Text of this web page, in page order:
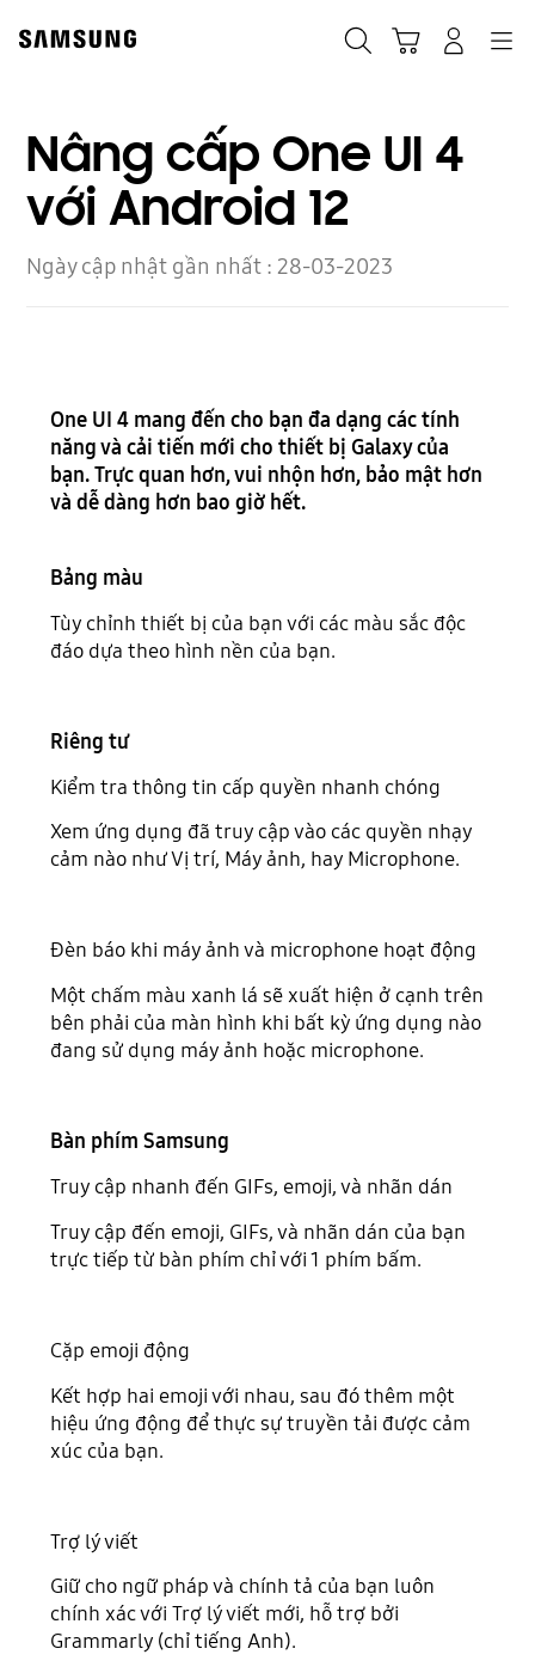
content
Nâng cấp One UI 4
với Android 12
Ngày cập nhật gần nhất :28-03-2023
One UI 4 mang đến cho bạn đa dạng các tính
năng và cải tiến mới cho thiết bị Galaxy của
bạn. Trực quan hơn, vui nhộn hơn, bảo mật hơn
và dễ dàng hơn bao giờ hết.
Bảng màu
Tùy chỉnh thiết bị của bạn với các màu sắc độc
đáo dựa theo hình nền của bạn.
Riêng tư
Kiểm tra thông tin cấp quyền nhanh chóng
Xem ứng dụng đã truy cập vào các quyền nhạy
cảm nào như Vị trí, Máy ảnh, hay Microphone.
Đèn báo khi máy ảnh và microphone hoạt động
Một chấm màu xanh lá sẽ xuất hiện ở cạnh trên
bên phải của màn hình khi bất kỳ ứng dụng nào
đang sử dụng máy ảnh hoặc microphone.
Bàn phím Samsung
Truy cập nhanh đến GIFs, emoji, và nhãn dán
Truy cập đến emoji, GIFs, và nhãn dán của bạn
trực tiếp từ bàn phím chỉ với 1 phím bấm.
Cặp emoji động
Kết hợp hai emoji với nhau, sau đó thêm một
hiệu ứng động để thực sự truyền tải được cảm
xúc của bạn.
Trợ lý viết
Giữ cho ngữ pháp và chính tả của bạn luôn
chính xác với Trợ lý viết mới, hỗ trợ bởi
Grammarly (chỉ tiếng Anh).